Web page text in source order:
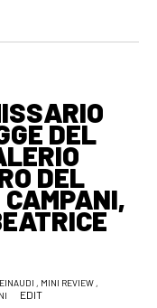
DEL
DEL
EINAUDI , MINI REVIEW ,
EDIT